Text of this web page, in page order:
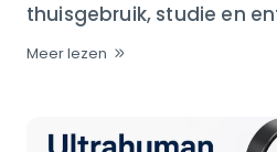
thuisgebruik, studie en
Meer lezen